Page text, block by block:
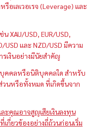
รือเลเวอเรจ (Leverage) และ
XAU/USD, EUR/USD,
USD และ NZD/USD มีความ
เงินอย่างมีนัยสำคัญ
บุคคลหรือนิติบุคคลใด สำหรับ
วนหรือทั้งหมด ที่เกิดขึ้นจาก
ละคุณอาจสูญเสียเงินลงทุน
เกี่ยวข้องอย่างถี่ถ้วนก่อนเริ่ม